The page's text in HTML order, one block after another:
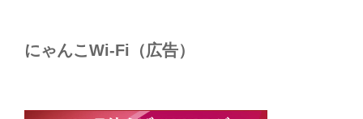
にゃんこWi-Fi（広告）